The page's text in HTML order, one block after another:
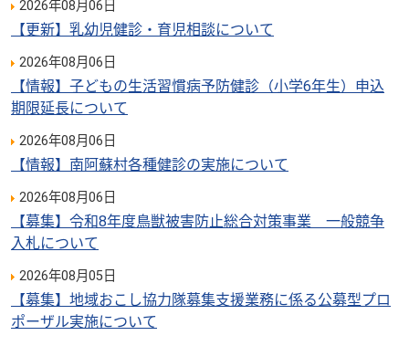
2026年08月06日
【更新】乳幼児健診・育児相談について
2026年08月06日
【情報】子どもの生活習慣病予防健診（小学6年生）申込
期限延長について
2026年08月06日
【情報】南阿蘇村各種健診の実施について
2026年08月06日
【募集】令和8年度鳥獣被害防止総合対策事業 一般競争
入札について
2026年08月05日
【募集】地域おこし協力隊募集支援業務に係る公募型プロ
ポーザル実施について